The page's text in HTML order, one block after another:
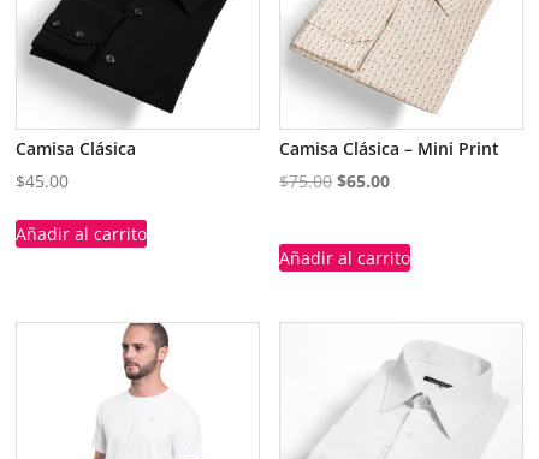
Camisa Clásica
$45.00
Añadir al carrito
Camisa Clásica – Mini Print
$75.00 $65.00
Añadir al carrito